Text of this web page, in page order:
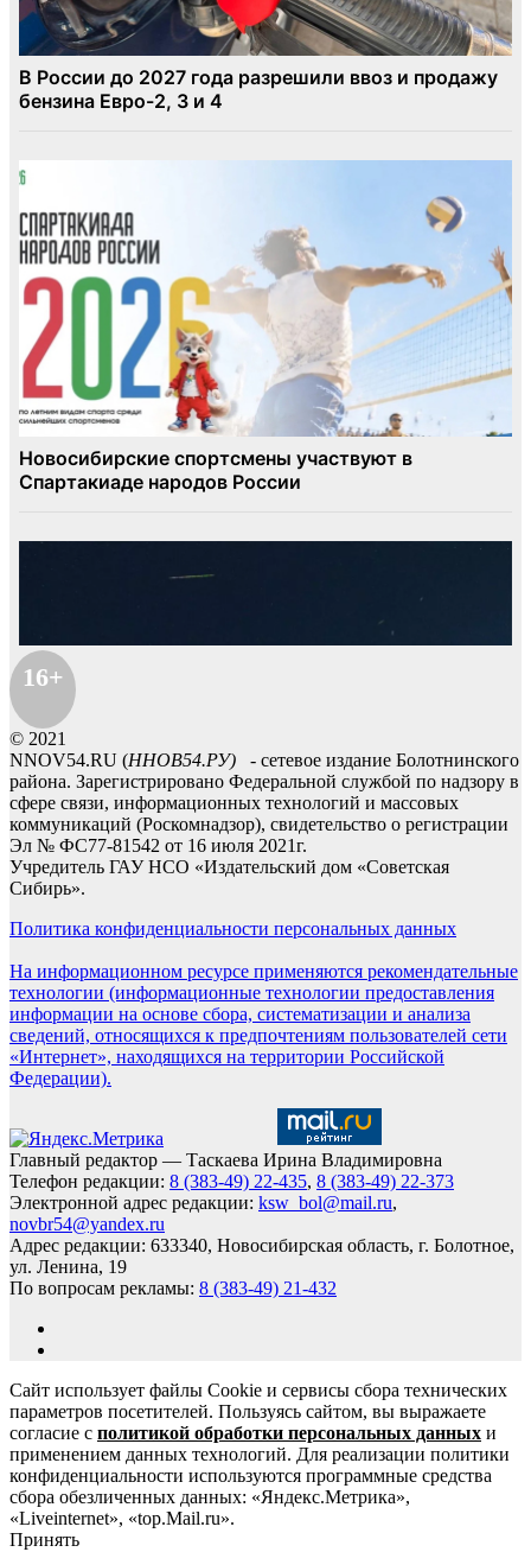
16+
© 2021
NNOV54.RU (ННОВ54.РУ) - сетевое издание Болотнинского
района. Зарегистрировано Федеральной службой по надзору в
сфере связи, информационных технологий и массовых
коммуникаций (Роскомнадзор), свидетельство о регистрации
Эл № ФС77-81542 от 16 июля 2021г.
Учредитель ГАУ НСО «Издательский дом «Советская
Сибирь».
Политика конфиденциальности персональных данных
На информационном ресурсе применяются рекомендательные
технологии (информационные технологии предоставления
информации на основе сбора, систематизации и анализа
сведений, относящихся к предпочтениям пользователей сети
«Интернет», находящихся на территории Российской
Федерации).
Главный редактор — Таскаева Ирина Владимировна
Телефон редакции: 8 (383-49) 22-435, 8 (383-49) 22-373
Электронной адрес редакции: ksw_bol@mail.ru,
novbr54@yandex.ru
Адрес редакции: 633340, Новосибирская область, г. Болотное,
ул. Ленина, 19
По вопросам рекламы: 8 (383-49) 21-432
Сайт использует файлы Cookie и сервисы сбора технических
параметров посетителей. Пользуясь сайтом, вы выражаете
согласие с политикой обработки персональных данных и
применением данных технологий. Для реализации политики
конфиденциальности используются программные средства
сбора обезличенных данных: «Яндекс.Метрика»,
«Liveinternet», «top.Mail.ru».
Принять